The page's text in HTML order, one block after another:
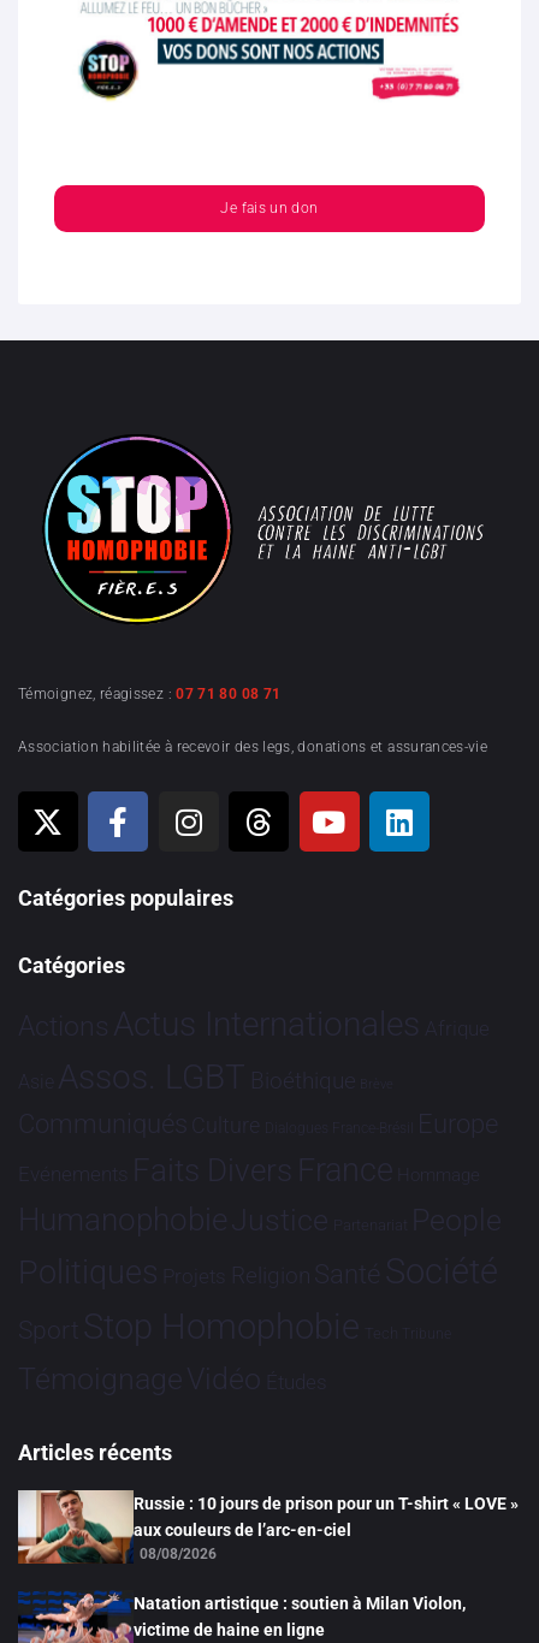
Je fais un don
Témoignez, réagissez :07 71 80 08 71
Association habilitée à recevoir des legs, donations et assurances-vie
Catégories populaires
Catégories
Actions Actus Internationales Afrique
Asie Assos. LGBT Bioéthique Brève
Communiqués Culture Dialogues France-Brésil Europe
Evénements Faits Divers France Hommage
HumanophobieJustice Partenariat People
Politiques Projets Religion Santé Société
Sport Stop Homophobie Tech Tribune
TémoignageVidéo Études
Articles récents
Russie : 10 jours de prison pour un T-shirt « LOVE »
aux couleurs de l’arc-en-ciel
08/08/2026
Natation artistique : soutien à Milan Violon,
victime de haine en ligne